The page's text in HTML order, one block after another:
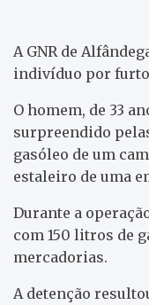
A GNR de
indivíduo por furto
O homem, de 33
surpreendido
gasóleo de um
estaleiro de uma
Durante a
com 150 litros de
mercadorias.
A detenção